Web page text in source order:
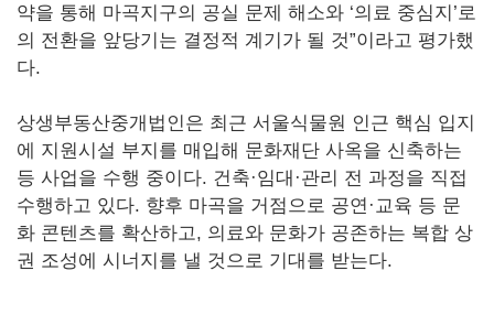
약을 통해 마곡지구의 공실 문제 해소와 ‘의료 중심지’로
의 전환을 앞당기는 결정적 계기가 될 것”이라고 평가했
다.
상생부동산중개법인은 최근 서울식물원 인근 핵심 입지
에 지원시설 부지를 매입해 문화재단 사옥을 신축하는
등 사업을 수행 중이다. 건축·임대·관리 전 과정을 직접
수행하고 있다. 향후 마곡을 거점으로 공연·교육 등 문
화 콘텐츠를 확산하고, 의료와 문화가 공존하는 복합 상
권 조성에 시너지를 낼 것으로 기대를 받는다.